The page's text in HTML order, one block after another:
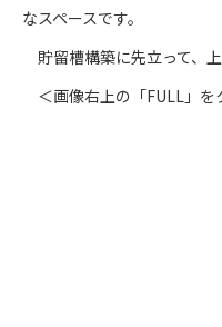
なスペースです。
貯留槽構築に先立って、
＜画像右上の「FULL」を